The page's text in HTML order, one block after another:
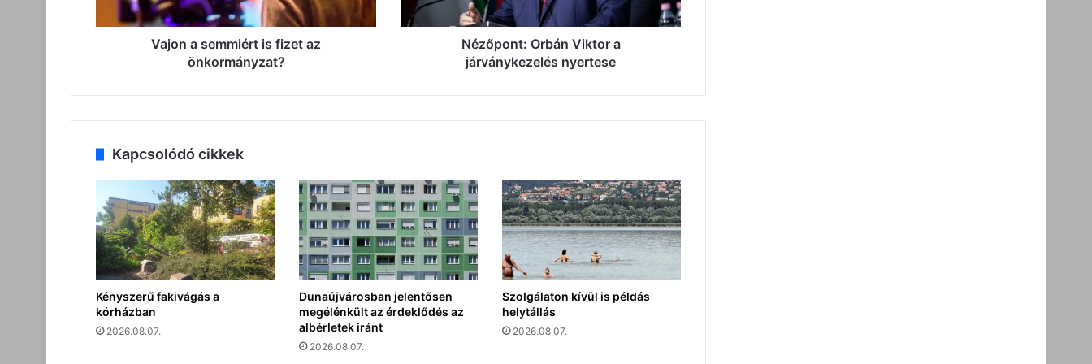
Vajon a semmiért is fizet az
önkormányzat?
Nézőpont: Orbán Viktor a
járványkezelés nyertese
Kapcsolódó cikkek
Kényszerű fakivágás a
kórházban
2026.08.07.
Dunaújvárosban jelentősen
megélénkült az érdeklődés az
albérletek iránt
2026.08.07.
Szolgálaton kívül is példás
helytállás
2026.08.07.